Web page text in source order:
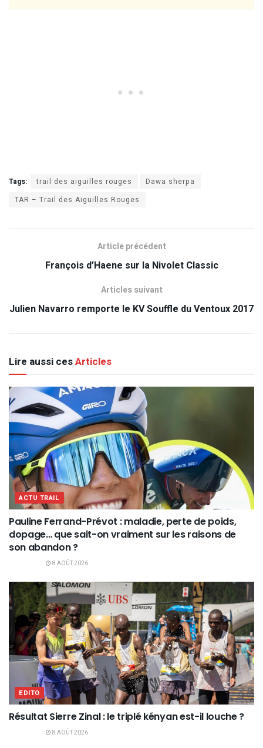
Tags: trail des aiguilles rouges
Dawa sherpa
TAR – Trail des Aiguilles Rouges
Article précédent
François d’Haene sur la Nivolet Classic
Articles suivant
Julien Navarro remporte le KV Souffle du Ventoux 2017
Lire aussi cesArticles
ACTU TRAIL
Pauline Ferrand-Prévot : maladie, perte de poids,
dopage… que sait-on vraiment sur les raisons de
son abandon ?
8 AOÛT 2026
EDITO
Résultat Sierre Zinal : le triplé kényan est-il louche ?
8 AOÛT 2026